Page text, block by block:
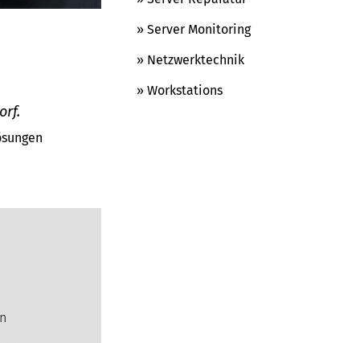
» Server Monitoring
» Netzwerktechnik
» Workstations